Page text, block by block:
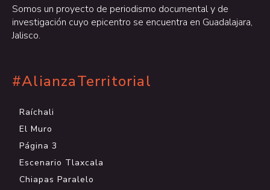
Somos un proyecto de periodismo documental y de
investigación cuyo epicentro se encuentra en Guadalajara,
Jalisco.
#AlianzaTerritorial
Raíchali
El Muro
Página 3
Escenario Tlaxcala
Chiapas Paralelo